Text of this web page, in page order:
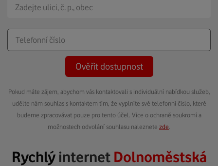
Ověřit dostupnost
Pokud máte zájem, abychom vás kontaktovali s individuální nabídkou služeb,
udělte nám souhlas s kontaktem tím, že vyplníte své telefonní číslo, které
budeme zpracovávat pouze pro tento účel. Více o ochraně soukromí a
možnostech odvolání souhlasu naleznete zde
Rychlýinternet Dolnoměstská